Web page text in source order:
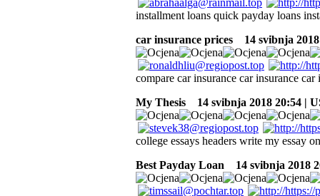
installment loans quick payday loans
car insurance prices
14 svibnja
compare car insurance car insurance
My Thesis
14 svibnja 2018 20:54 |
college essays headers write my essay
Best Payday Loan
14 svibnja 2018